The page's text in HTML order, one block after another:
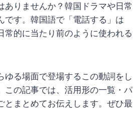
ありませんか？韓国ドラマや日常
です。韓国語で「電話する」は
常的に当たり前のように使われる
る場面で登場するこの動詞をし
この記事では、活用形の一覧・パ
とまとめてお伝えします。ぜひ最